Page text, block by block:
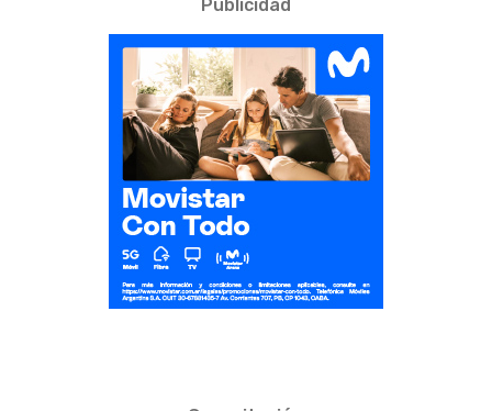
Publicidad